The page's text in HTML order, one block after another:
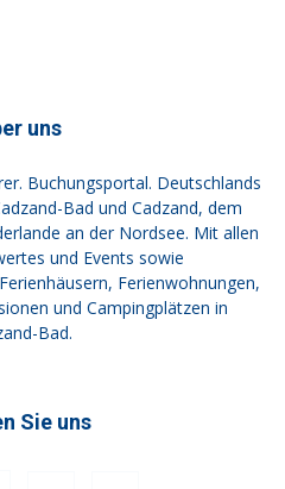
uns
Buchungsportal. Deutschlands
Bad und Cadzand, dem
an der Nordsee. Mit allen
und Events sowie
Ferienwohnungen,
und Campingplätzen in
Bad.
Sie uns